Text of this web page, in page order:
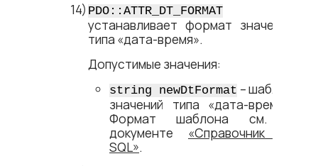
PDO::ATTR_DT_FORMAT
устанавливает формат значений
типа «дата-время».
Допустимые значения:
string newDtFormat – шаблон
значений типа «дата-время».
Формат шаблона см. в
документе «Справочник по
SQL».